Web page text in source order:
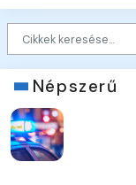
Népszerű